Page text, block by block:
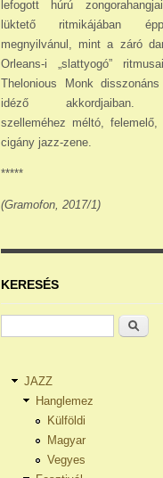
lefogott húrú
lüktető ritmikájában
megnyilvánul, mint a záró
Orleans-i „slattyogó”
Thelonious Monk
idéző akkordjaiban.
szelleméhez méltó, felemelő,
cigány jazz-zene.
*****
(Gramofon, 2017/1)
KERESÉS
Keresés
JAZZ
Hanglemez
Külföldi
Magyar
Vegyes